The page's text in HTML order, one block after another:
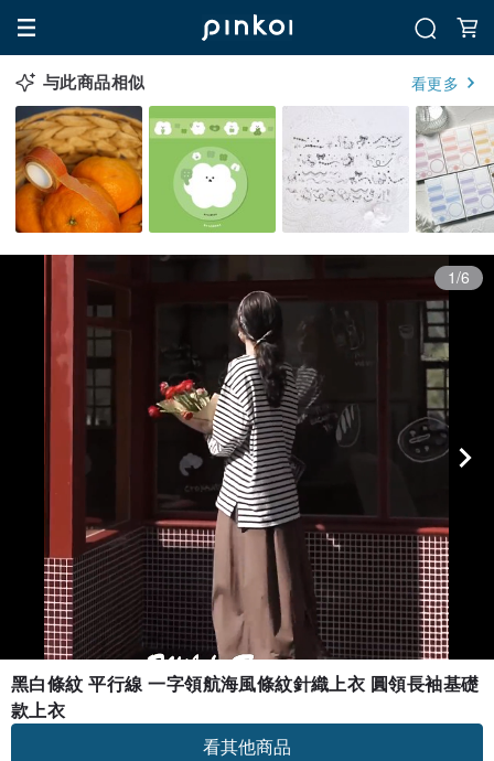
与此商品相似 看更多
1/6
黑白條紋 平行線 一字領航海風條紋針織上衣 圓領長袖基礎
款上衣
看其他商品